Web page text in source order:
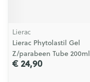
Lierac
Lierac Phytolastil Gel
Z/parabeen Tube 200ml
€ 24,90